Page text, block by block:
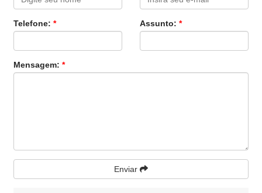
Telefone:* Assunto: *
Mensagem:*
Enviar